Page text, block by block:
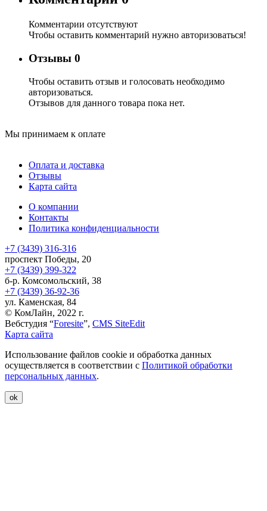
Комментарии отсутствуют
Чтобы оставить комментарий нужно авторизоваться!
Отзывы 0
Чтобы оcтавить отзыв и голосовать необходимо
авторизоваться.
Отзывов для данного товара пока нет.
Мы принимаем к оплате
Оплата и доставка
Отзывы
Карта сайта
О компании
Контакты
Политика конфиденциальности
+7 (3439) 316-316
проспект Победы, 20
+7 (3439) 399-322
б-р. Комсомольский, 38
+7 (3439) 36-92-36
ул. Каменская, 84
© КомЛайн, 2022 г.
Вебстудия “Foresite”, CMS SiteEdit
Карта сайта
Использование файлов cookie и обработка данных
осуществляется в соответствии с Политикой обработки
персональных данных.
ok